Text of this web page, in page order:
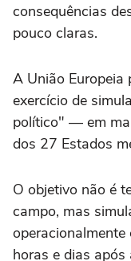
consequências
pouco claras.
A União Europeia
exercício de
político" — em
dos 27 Estados
O objetivo não é
campo, mas
horas e dias